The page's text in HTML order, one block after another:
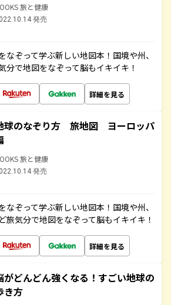
旅と健康
発売
なぞって学ぶ新しい地図本！国境や州、
分で地図をなぞって脳もイキイキ！
詳細を見る
球のなぞり方 旅地図 ヨーロッパ
旅と健康
発売
なぞって学ぶ新しい地図本！国境や州、
旅気分で地図をなぞって脳もイキイキ！
詳細を見る
がどんどん強くなる！すごい地球の
き方